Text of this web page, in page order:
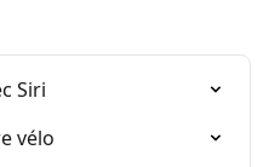
Siri
vélo